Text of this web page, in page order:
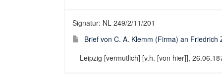
Signatur: NL 249/2/11/201
Brief von C. A. Klemm (Firma) an
Leipzig [vermutlich] [v.h. [von hier]],